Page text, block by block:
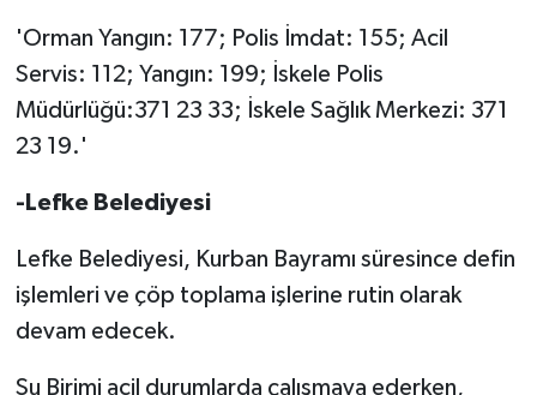
'Orman Yangın: 177; Polis İmdat: 155; Acil
Servis: 112; Yangın: 199; İskele Polis
Müdürlüğü:371 23 33; İskele Sağlık Merkezi: 371
23 19.'
-Lefke Belediyesi
Lefke Belediyesi, Kurban Bayramı süresince defin
işlemleri ve çöp toplama işlerine rutin olarak
devam edecek.
Su Birimi acil durumlarda çalışmaya ederken,